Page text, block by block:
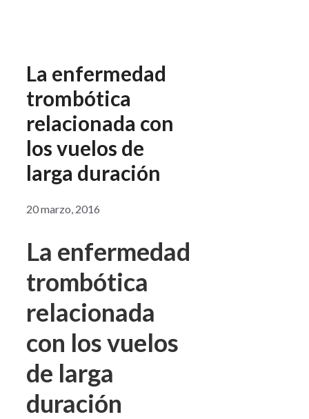
La enfermedad
trombótica
relacionada con
los vuelos de
larga duración
20 marzo, 2016
La enfermedad
trombótica
relacionada
con los vuelos
de larga
duración